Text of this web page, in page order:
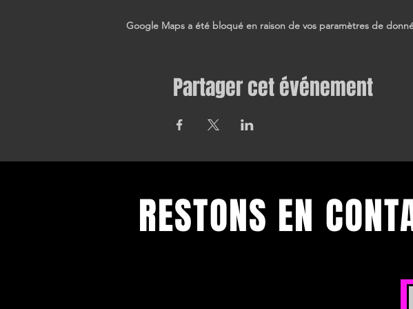
Google Maps a été bloqué en raison de vos paramètres de
Partager cet événement
RESTONS EN